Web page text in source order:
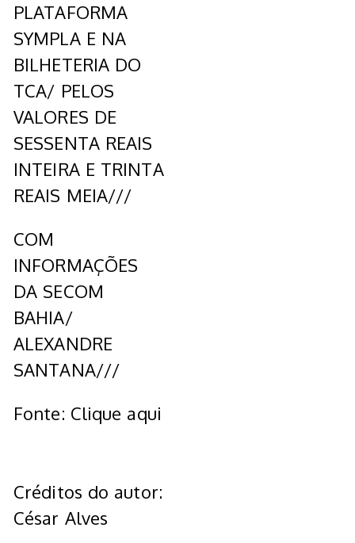
PLATAFORMA
SYMPLA E NA
BILHETERIA DO
TCA/ PELOS
VALORES DE
SESSENTA REAIS
INTEIRA E TRINTA
REAIS MEIA///
COM
INFORMAÇÕES
DA SECOM
BAHIA/
ALEXANDRE
SANTANA///
Fonte: Clique aqui
Créditos do autor:
César Alves